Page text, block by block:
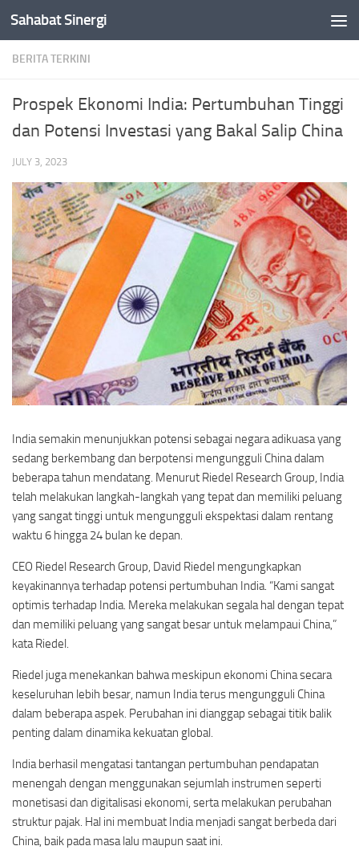
Skip to content
Sahabat Sinergi
BERITA TERKINI
Prospek Ekonomi India: Pertumbuhan Tinggi
dan Potensi Investasi yang Bakal Salip China
JULY 3, 2023
India semakin menunjukkan potensi sebagai negara adikuasa yang
sedang berkembang dan berpotensi mengungguli China dalam
beberapa tahun mendatang. Menurut Riedel Research Group, India
telah melakukan langkah-langkah yang tepat dan memiliki peluang
yang sangat tinggi untuk mengungguli ekspektasi dalam rentang
waktu 6 hingga 24 bulan ke depan.
CEO Riedel Research Group, David Riedel mengungkapkan
keyakinannya terhadap potensi pertumbuhan India. “Kami sangat
optimis terhadap India. Mereka melakukan segala hal dengan tepat
dan memiliki peluang yang sangat besar untuk melampaui China,”
kata Riedel.
Riedel juga menekankan bahwa meskipun ekonomi China secara
keseluruhan lebih besar, namun India terus mengungguli China
dalam beberapa aspek. Perubahan ini dianggap sebagai titik balik
penting dalam dinamika kekuatan global.
India berhasil mengatasi tantangan pertumbuhan pendapatan
menengah dengan menggunakan sejumlah instrumen seperti
monetisasi dan digitalisasi ekonomi, serta melakukan perubahan
struktur pajak. Hal ini membuat India menjadi sangat berbeda dari
China, baik pada masa lalu maupun saat ini.